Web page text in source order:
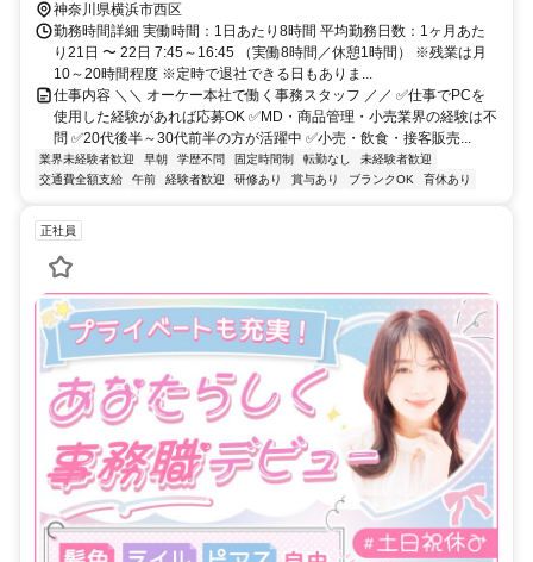
神奈川県横浜市西区
勤務時間詳細 実働時間：1日あたり8時間 平均勤務日数：1ヶ月あた
り21日 〜 22日 7:45～16:45 （実働8時間／休憩1時間） ※残業は月
10～20時間程度 ※定時で退社できる日もありま...
仕事内容 ＼＼ オーケー本社で働く事務スタッフ ／／ ✅仕事でPCを
使用した経験があれば応募OK ✅MD・商品管理・小売業界の経験は不
問 ✅20代後半～30代前半の方が活躍中 ✅小売・飲食・接客販売...
業界未経験者歓迎 早朝 学歴不問 固定時間制 転勤なし
未経験者歓迎
交通費全額支給
午前 経験者歓迎 研修あり 賞与あり ブランクOK 育休あり
正社員